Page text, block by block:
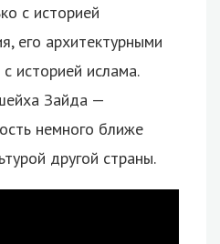
с историей
его архитектурными
историей ислама.
Зайда —
немного ближе
другой страны.